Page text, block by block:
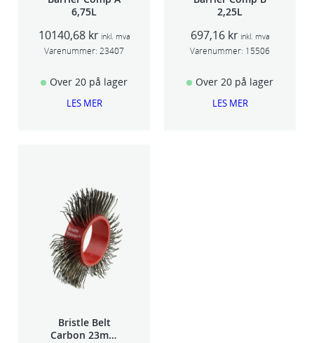
6,75L
10140,68 kr inkl. mva
Varenummer: 23407
Over 20 på lager
LES MER
2,25L
697,16 kr inkl. mva
Varenummer: 15506
Over 20 på lager
LES MER
Bristle Belt
Carbon 23mm